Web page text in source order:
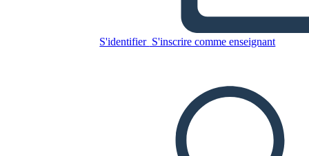
S'identifier S'inscrire comme enseignant
LIRE LE DIAPORAMA
LIS-MOI